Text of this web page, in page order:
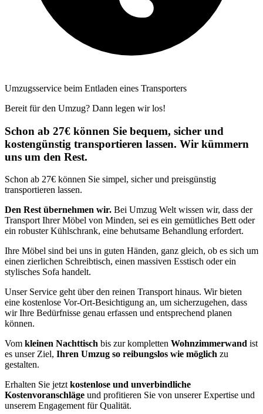
Umzugsservice beim Entladen eines Transporters
Bereit für den Umzug? Dann legen wir los!
Schon ab 27€ können Sie bequem, sicher und
kostengünstig transportieren lassen. Wir kümmern
uns um den Rest.
Schon ab 27€ können Sie simpel, sicher und preisgünstig
transportieren lassen.
Den Rest übernehmen wir. Bei Umzug Welt wissen wir, dass der
Transport Ihrer Möbel von Minden, sei es ein gemütliches Bett oder
ein robuster Kühlschrank, eine behutsame Behandlung erfordert.
Ihre Möbel sind bei uns in guten Händen, ganz gleich, ob es sich um
einen zierlichen Schreibtisch, einen massiven Esstisch oder ein
stylisches Sofa handelt.
Unser Service geht über den reinen Transport hinaus. Wir bieten
eine kostenlose Vor-Ort-Besichtigung an, um sicherzugehen, dass
wir Ihre Bedürfnisse genau erfassen und entsprechend planen
können.
Vom kleinen Nachttisch bis zur kompletten Wohnzimmerwand ist
es unser Ziel, Ihren Umzug so reibungslos wie möglich zu
gestalten.
Erhalten Sie jetzt kostenlose und unverbindliche
Kostenvoranschläge und profitieren Sie von unserer Expertise und
unserem Engagement für Qualität.